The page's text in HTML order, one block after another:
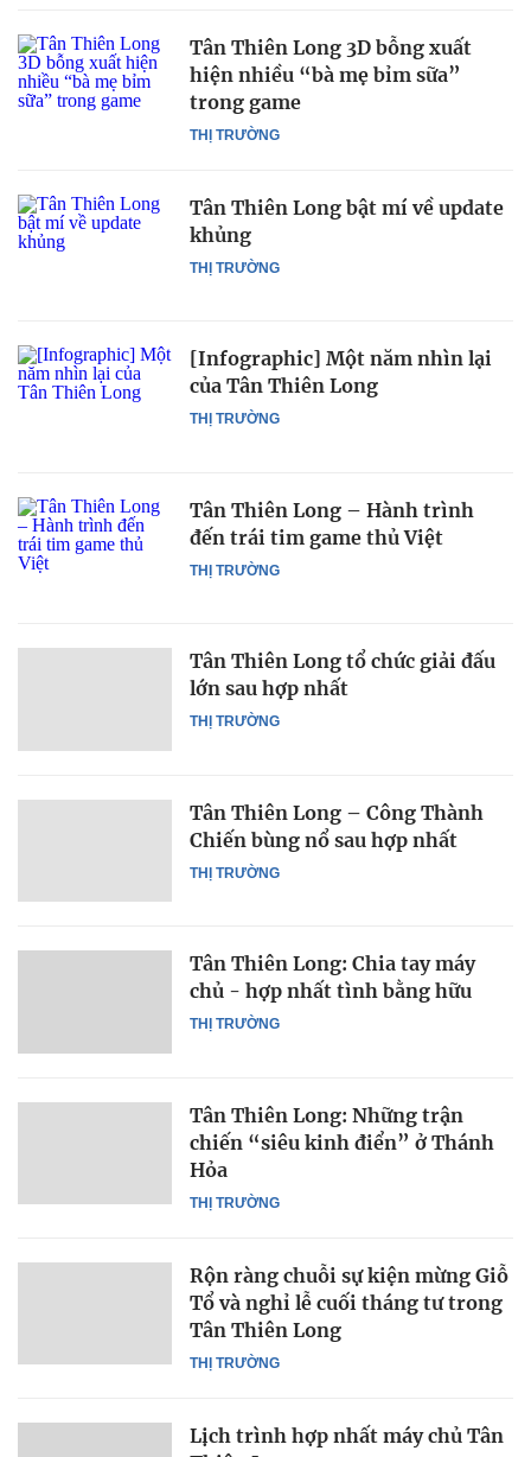
THỊ TRƯỜNG
Tân Thiên Long 3D bỗng xuất
hiện nhiều “bà mẹ bỉm sữa”
trong game
THỊ TRƯỜNG
Tân Thiên Long bật mí về update
khủng
THỊ TRƯỜNG
[Infographic] Một năm nhìn lại
của Tân Thiên Long
THỊ TRƯỜNG
Tân Thiên Long – Hành trình
đến trái tim game thủ Việt
THỊ TRƯỜNG
Tân Thiên Long tổ chức giải đấu
lớn sau hợp nhất
THỊ TRƯỜNG
Tân Thiên Long – Công Thành
Chiến bùng nổ sau hợp nhất
THỊ TRƯỜNG
Tân Thiên Long: Chia tay máy
chủ - hợp nhất tình bằng hữu
THỊ TRƯỜNG
Tân Thiên Long: Những trận
chiến “siêu kinh điển” ở Thánh
Hỏa
THỊ TRƯỜNG
Rộn ràng chuỗi sự kiện mừng Giỗ
Tổ và nghỉ lễ cuối tháng tư trong
Tân Thiên Long
Lịch trình hợp nhất máy chủ Tân